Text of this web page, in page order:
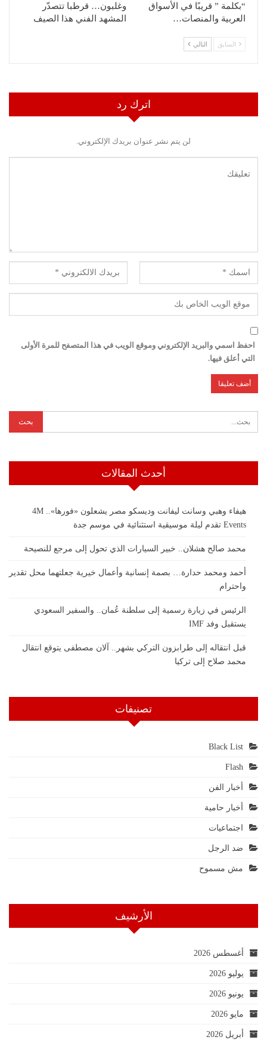
“بكلمة ” قريبًا في الأسواق
العربية والمنصات…
وغلبون… قرطبا تتصدّر
المشهد الفني هذا الصيف
السابق التالي
اترك رد
لن يتم نشر عنوان بريدك الإلكتروني.
احفظ اسمي والبريد الإلكتروني وموقع الويب في هذا المتصفح للمرة الأولى
التي أعلق فيها.
أحدث المقالات
هيفاء وهبي وسانت ليفانت وديسكو مصر يشعلون «فورها».. 4M
Events تقدم ليلة موسيقية استثنائية في موسم جدة
محمد صالح هشلان.. خبير السيارات الذي تحول إلى مرجع للنصيحة
أحمد ومحمد حدارة… بصمة إنسانية وأعمال خيرية جعلتهما محل تقدير
واحترام
الرئيس في زيارة رسمية إلى سلطنة عُمان.. والسفير السعودي
يستقبل وفد IMF
قبل انتقاله إلى طرابزون التركي بشهر.. آلان مصطفى يتوقع انتقال
محمد صلاح إلى تركيا
تصنيفات
Black List
Flash
أخبار الفن
أخبار حامية
اجتماعيات
ضد الرجل
مش مسموح
الأرشيف
أغسطس 2026
يوليو 2026
يونيو 2026
مايو 2026
أبريل 2026